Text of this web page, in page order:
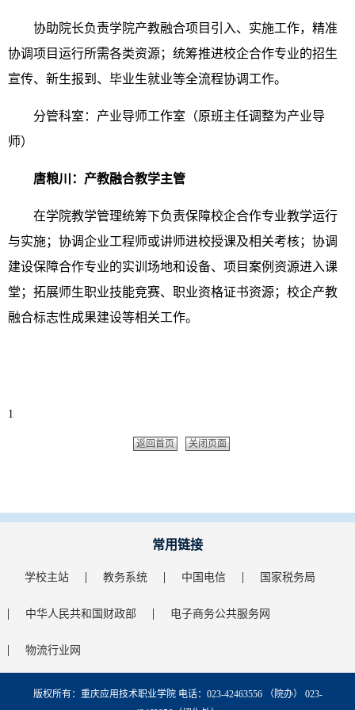
协助院长负责学院产教融合项目引入、实施工作，精准
协调项目运行所需各类资源；统筹推进校企合作专业的招生
宣传、新生报到、毕业生就业等全流程协调工作。
分管科室：产业导师工作室（原班主任调整为产业导
师）
唐粮川：产教融合教学主管
在学院教学管理统筹下负责保障校企合作专业教学运行
与实施；协调企业工程师或讲师进校授课及相关考核；协调
建设保障合作专业的实训场地和设备、项目案例资源进入课
堂；拓展师生职业技能竞赛、职业资格证书资源；校企产教
融合标志性成果建设等相关工作。
1
返回首页 关闭页面
常用链接
学校主站 教务系统 中国电信 国家税务局
中华人民共和国财政部 电子商务公共服务网
物流行业网
版权所有：重庆应用技术职业学院 电话：023-42463556 （院办） 023-